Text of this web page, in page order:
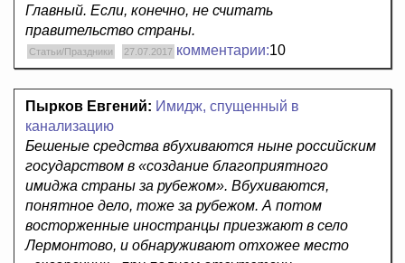
Главный. Если, конечно, не считать
правительство страны.
Статьи/Праздники 27.07.2017 комментарии:10
Пырков Евгений: Имидж, спущенный в
канализацию
Бешеные средства вбухиваются ныне российским
государством в «создание благоприятного
имиджа страны за рубежом». Вбухиваются,
понятное дело, тоже за рубежом. А потом
восторженные иностранцы приезжают в село
Лермонтово, и обнаруживают отхожее место